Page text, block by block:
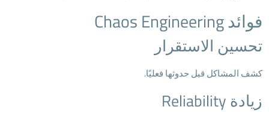
فوائد Chaos Engineering
تحسين الاستقرار
كشف المشاكل قبل حدوثها فعليًا.
زيادة Reliability